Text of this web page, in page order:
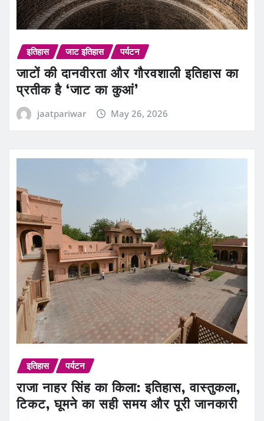
इतिहास जाट इतिहास पर्यटन
जाटों की दानवीरता और गौरवशाली इतिहास का
प्रतीक है ‘जाट का कुआं’
jaatpariwar May 26, 2026
इतिहास पर्यटन
राजा नाहर सिंह का किला: इतिहास, वास्तुकला,
टिकट, घूमने का सही समय और पूरी जानकारी